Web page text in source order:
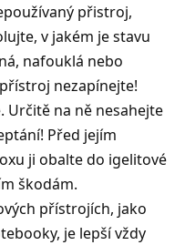
přistroj,
v jakém je stavu
nafouklá nebo
nezapínejte!
Určitě na ně nesahejte
Před jejím
ji obalte do igelitové
škodám.
přístrojích, jako
je lepší vždy